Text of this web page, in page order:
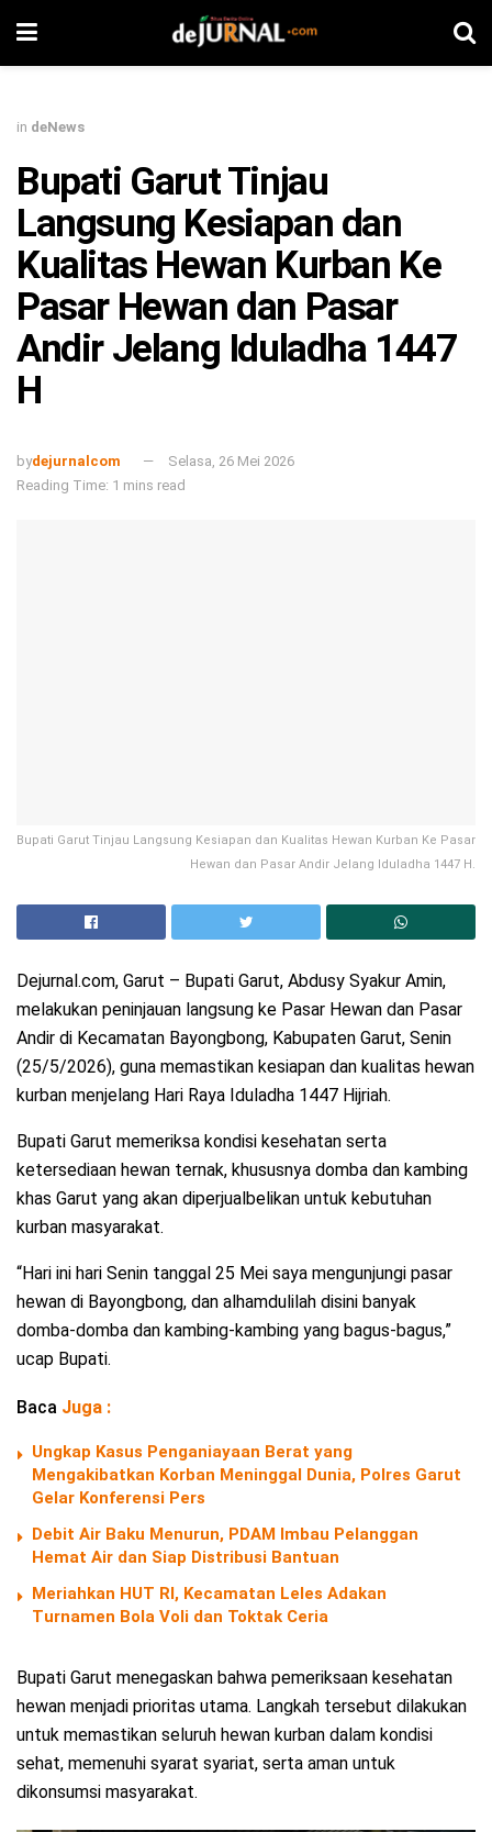
in deNews
Bupati Garut Tinjau
Langsung Kesiapan dan
Kualitas Hewan Kurban Ke
Pasar Hewan dan Pasar
Andir Jelang Iduladha 1447
H
bydejurnalcom
Selasa, 26 Mei 2026
Reading Time: 1 mins read
Bupati Garut Tinjau Langsung Kesiapan dan Kualitas Hewan Kurban Ke Pasar
Hewan dan Pasar Andir Jelang Iduladha 1447 H.
Dejurnal.com, Garut – Bupati Garut, Abdusy Syakur Amin,
melakukan peninjauan langsung ke Pasar Hewan dan Pasar
Andir di Kecamatan Bayongbong, Kabupaten Garut, Senin
(25/5/2026), guna memastikan kesiapan dan kualitas hewan
kurban menjelang Hari Raya Iduladha 1447 Hijriah.
Bupati Garut memeriksa kondisi kesehatan serta
ketersediaan hewan ternak, khususnya domba dan kambing
khas Garut yang akan diperjualbelikan untuk kebutuhan
kurban masyarakat.
“Hari ini hari Senin tanggal 25 Mei saya mengunjungi pasar
hewan di Bayongbong, dan alhamdulilah disini banyak
domba-domba dan kambing-kambing yang bagus-bagus,”
ucap Bupati.
Baca Juga :
Ungkap Kasus Penganiayaan Berat yang
Mengakibatkan Korban Meninggal Dunia, Polres Garut
Gelar Konferensi Pers
Debit Air Baku Menurun, PDAM Imbau Pelanggan
Hemat Air dan Siap Distribusi Bantuan
Meriahkan HUT RI, Kecamatan Leles Adakan
Turnamen Bola Voli dan Toktak Ceria
Bupati Garut menegaskan bahwa pemeriksaan kesehatan
hewan menjadi prioritas utama. Langkah tersebut dilakukan
untuk memastikan seluruh hewan kurban dalam kondisi
sehat, memenuhi syarat syariat, serta aman untuk
dikonsumsi masyarakat.